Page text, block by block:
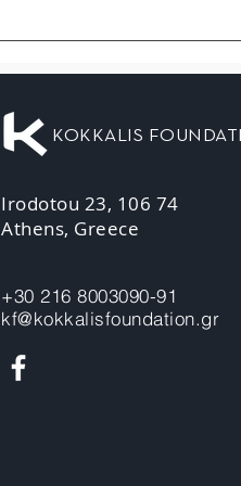
KOKKALIS
Irodotou 23, 106 74
Athens, Greece
+30 216 8003090-91
kf@kokkalisfoundation.gr